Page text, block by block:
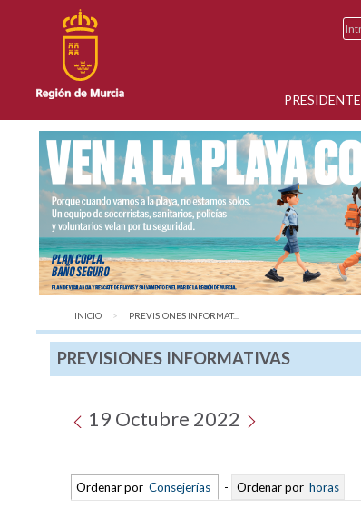
PRESIDENTE
INICIO AQUÍ:
PREVISIONES INFORMAT...
PREVISIONES INFORMATIVAS
19 Octubre 2022
Ordenar por Consejerías - Ordenar por horas